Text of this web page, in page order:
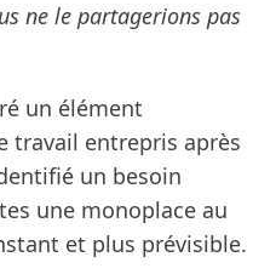
ne le partagerions pas
un élément
travail entrepris après
un besoin
une monoplace au
et plus prévisible.